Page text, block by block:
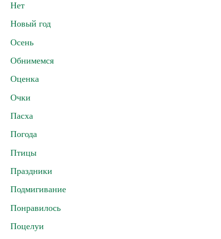
Нет
Новый год
Осень
Обнимемся
Оценка
Очки
Пасха
Погода
Птицы
Праздники
Подмигивание
Понравилось
Поцелуи